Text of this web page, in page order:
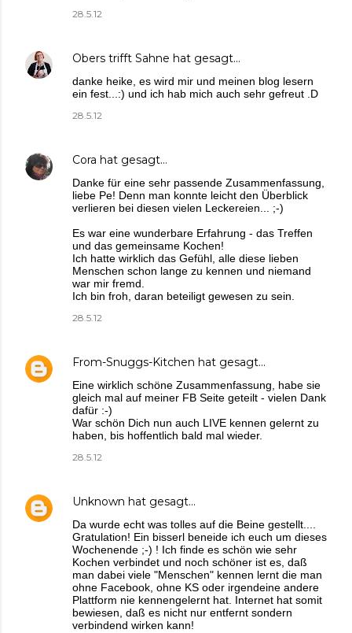
28.5.12
Obers trifft Sahne hat gesagt…
danke heike, es wird mir und meinen blog lesern
ein fest...:) und ich hab mich auch sehr gefreut .D
28.5.12
Cora hat gesagt…
Danke für eine sehr passende Zusammenfassung,
liebe Pe! Denn man konnte leicht den Überblick
verlieren bei diesen vielen Leckereien... ;-)
Es war eine wunderbare Erfahrung - das Treffen
und das gemeinsame Kochen!
Ich hatte wirklich das Gefühl, alle diese lieben
Menschen schon lange zu kennen und niemand
war mir fremd.
Ich bin froh, daran beteiligt gewesen zu sein.
28.5.12
From-Snuggs-Kitchen hat gesagt…
Eine wirklich schöne Zusammenfassung, habe sie
gleich mal auf meiner FB Seite geteilt - vielen Dank
dafür :-)
War schön Dich nun auch LIVE kennen gelernt zu
haben, bis hoffentlich bald mal wieder.
28.5.12
Unknown hat gesagt…
Da wurde echt was tolles auf die Beine gestellt....
Gratulation! Ein bisserl beneide ich euch um dieses
Wochenende ;-) ! Ich finde es schön wie sehr
Kochen verbindet und noch schöner ist es, daß
man dabei viele "Menschen" kennen lernt die man
ohne Facebook, ohne KS oder irgendeine andere
Plattform nie kennengelernt hat. Internet hat somit
bewiesen, daß es nicht nur entfernt sondern
verbindend wirken kann!